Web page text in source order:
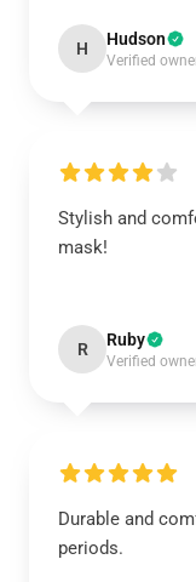
H Hudson
Verified
Stylish and
mask!
R Ruby
Verified
Durable and
periods.